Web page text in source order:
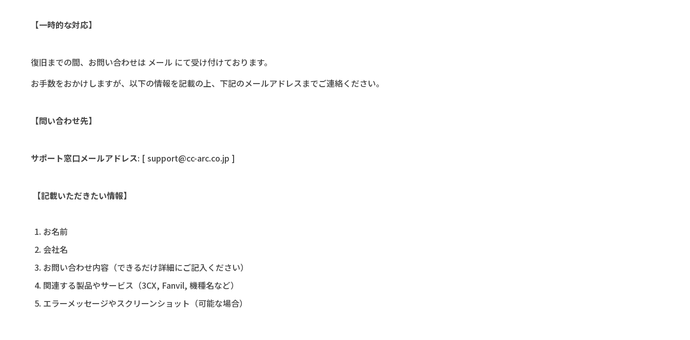
【一時的な対応】
復旧までの間、お問い合わせは メール にて受け付けております。
お手数をおかけしますが、以下の情報を記載の上、下記のメールアドレスまでご連絡ください。
【問い合わせ先】
サポート窓口メールアドレス: [ support@cc-arc.co.jp ]
【記載いただきたい情報】
お名前
会社名
お問い合わせ内容（できるだけ詳細にご記入ください）
関連する製品やサービス（3CX, Fanvil, 機種名など）
エラーメッセージやスクリーンショット（可能な場合）